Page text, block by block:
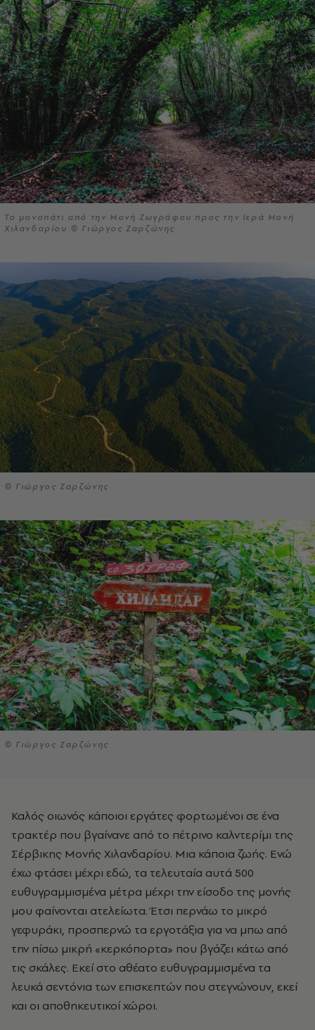
Το μονοπάτι από την Μονή Ζωγράφου προς την Ιερά Μονή
Χιλανδαρίου © Γιώργος Ζαρζώνης
© Γιώργος Ζαρζώνης
© Γιώργος Ζαρζώνης
Καλός οιωνός κάποιοι εργάτες φορτωμένοι σε ένα
τρακτέρ που βγαίνανε από το πέτρινο καλντερίμι της
Σέρβικης Μονής Χιλανδαρίου. Μια κάποια ζωής. Ενώ
έχω φτάσει μέχρι εδώ, τα τελευταία αυτά 500
ευθυγραμμισμένα μέτρα μέχρι την είσοδο της μονής
μου φαίνονται ατελείωτα. Έτσι περνάω το μικρό
γεφυράκι, προσπερνώ τα εργοτάξια για να μπω από
την πίσω μικρή «κερκόπορτα» που βγάζει κάτω από
τις σκάλες. Εκεί στο αθέατο ευθυγραμμισμένα τα
λευκά σεντόνια των επισκεπτών που στεγνώνουν, εκεί
και οι αποθηκευτικοί χώροι.